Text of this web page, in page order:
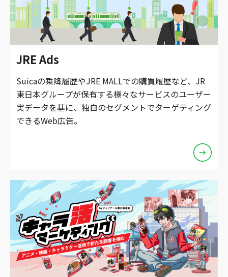
JRE Ads
Suicaの乗降履歴やJRE MALLでの購買履歴など、JR
東日本グループが保有する様々なサービスのユーザー
実データを基に、独自のセグメントでターゲティング
できるWeb広告。